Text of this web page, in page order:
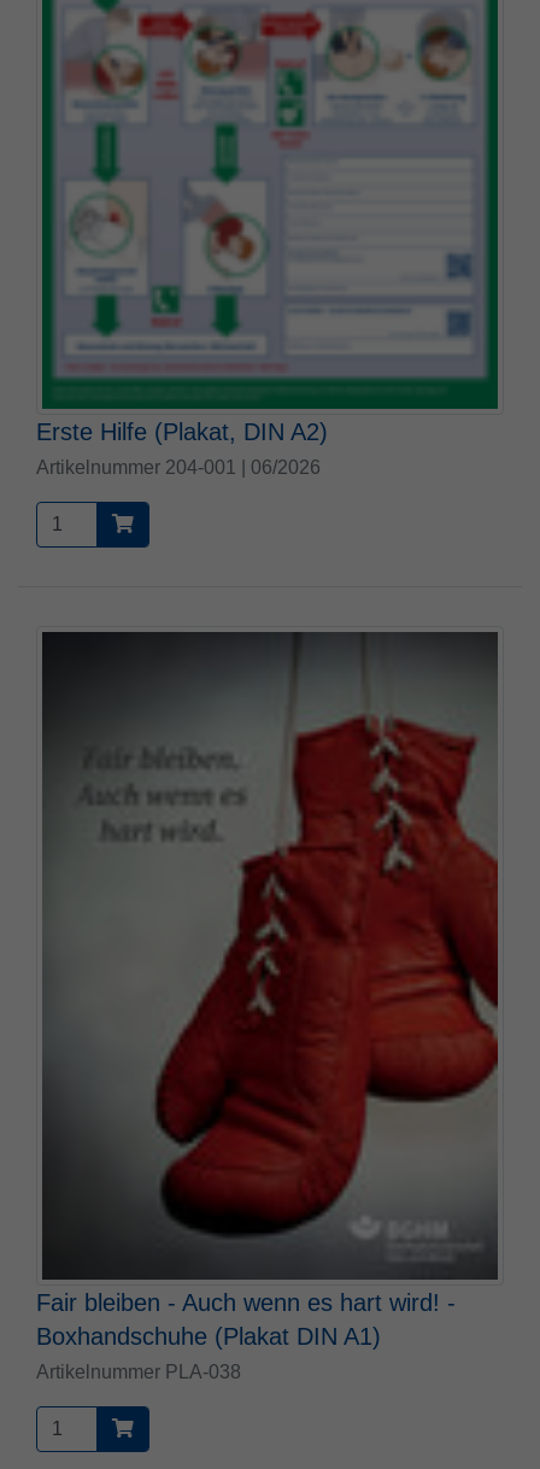
Erste Hilfe (Plakat, DIN A2)
Artikelnummer 204-001 | 06/2026
Fair bleiben - Auch wenn es hart wird! -
Boxhandschuhe (Plakat DIN A1)
Artikelnummer PLA-038